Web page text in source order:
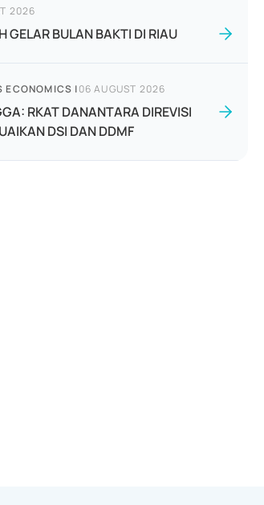
2026
GELAR BULAN BAKTI DI RIAU
ECONOMICS |06 AUGUST 2026
RKAT DANANTARA DIREVISI
DSI DAN DDMF